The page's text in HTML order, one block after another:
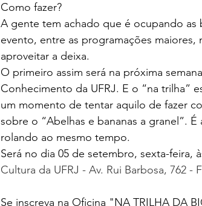
Como fazer?
A gente tem achado que é ocupando
evento, entre as programações
aproveitar a deixa.
O primeiro assim será na próxima
Conhecimento da UFRJ. E o “na trilha”
um momento de tentar aquilo de fazer
sobre o “Abelhas e bananas a granel”.
rolando ao mesmo tempo.
Será no dia 05 de setembro, sexta-feira,
Cultura da UFRJ - Av. Rui Barbosa, 762 -
Se inscreva na Oficina "NA TRILHA DA